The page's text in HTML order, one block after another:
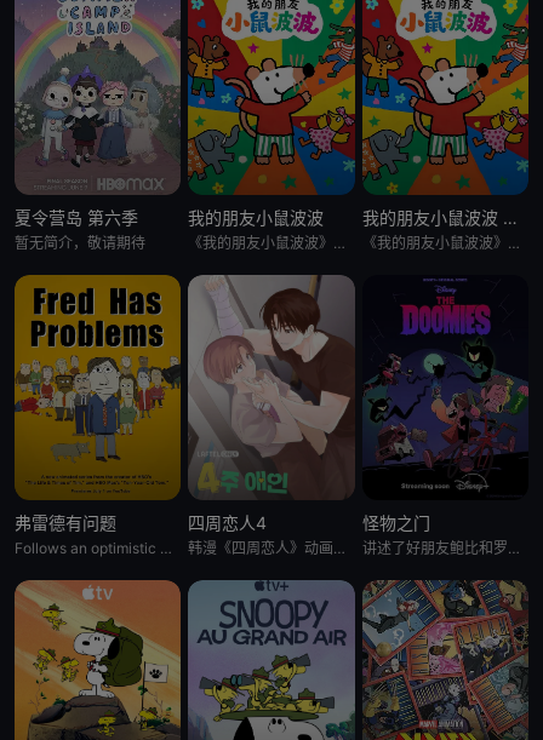
夏令营岛 第六季
暂无简介，敬请期待
我的朋友小鼠波波
《我的朋友小鼠波波》是一个风靡全球、深受学龄前儿童及家长喜爱的经典IP，改编自英国著名儿童作家露西·卡曾斯创作
我的朋友小鼠波波 英语版
《我的朋友小鼠波波》是一个风靡全球、深受学龄前儿童及家长喜爱的经典IP，改编自英国著名儿童作家露西·卡曾斯创作
弗雷德有问题
Follows an optimistic man who tries to keep up with the
四周恋人4
韩漫《四周恋人》动画化决定！
怪物之门
讲述了好朋友鲍比和罗米不小心打开了一扇通往另一个世界的大门，将他们的沿海小镇变成了恐怖生物的聚集地，他们必须与